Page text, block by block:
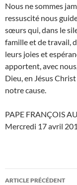
Nous ne sommes
ressuscité nous
sœurs qui, dans le
famille et de travail,
leurs joies et
apportent, avec
Dieu, en Jésus
notre cause.
PAPE FRANÇOIS
Mercredi 17 avril
Navigation
ARTICLE PRÉCÉDENT